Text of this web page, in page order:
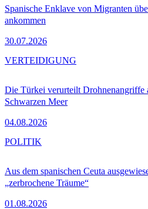
Spanische Enklave von Migranten
ankommen
30.07.2026
Die Türkei verurteilt Drohnenangriffe
Schwarzen Meer
04.08.2026
VERTEIDIGUNG
Aus dem spanischen Ceuta
„zerbrochene Träume“
01.08.2026
POLITIK